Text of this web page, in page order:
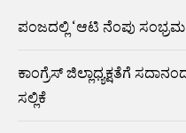
ಪಂಜದಲ್ಲಿ ‘ಆಟಿ ನೆಂಪು
ಕಾಂಗ್ರೆಸ್ ಜಿಲ್ಲಾಧ್ಯಕ್ಷತೆಗೆ
ಸಲ್ಲಿಕೆ